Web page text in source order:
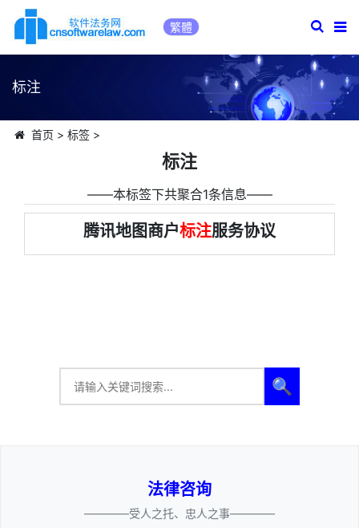
繁體
标注
首页 > 标签>
标注
――本标签下共聚合1条信息――
腾讯地图商户标注服务协议
🔍
法律咨询
————受人之托、忠人之事————